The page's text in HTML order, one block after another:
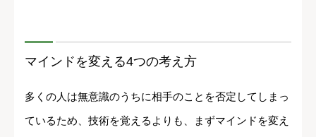
マインドを変える4つの考え方
多くの人は無意識のうちに相手のことを否定してしまっ
ているため、技術を覚えるよりも、まずマインドを変え